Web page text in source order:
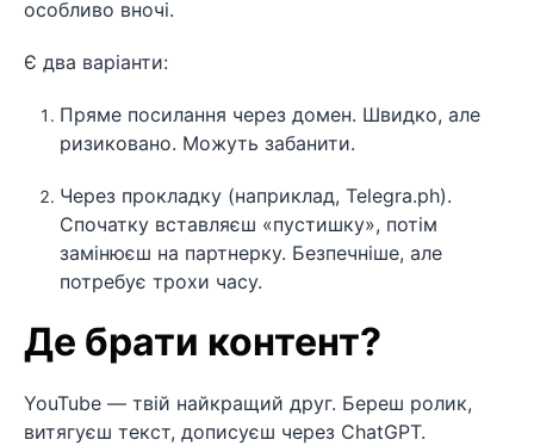
особливо вночі.
Є два варіанти:
Пряме посилання через домен. Швидко, але
ризиковано. Можуть забанити.
Через прокладку (наприклад, Telegra.ph).
Спочатку вставляєш «пустишку», потім
замінюєш на партнерку. Безпечніше, але
потребує трохи часу.
Де брати контент?
YouTube — твій найкращий друг. Береш ролик,
витягуєш текст, дописуєш через ChatGPT.